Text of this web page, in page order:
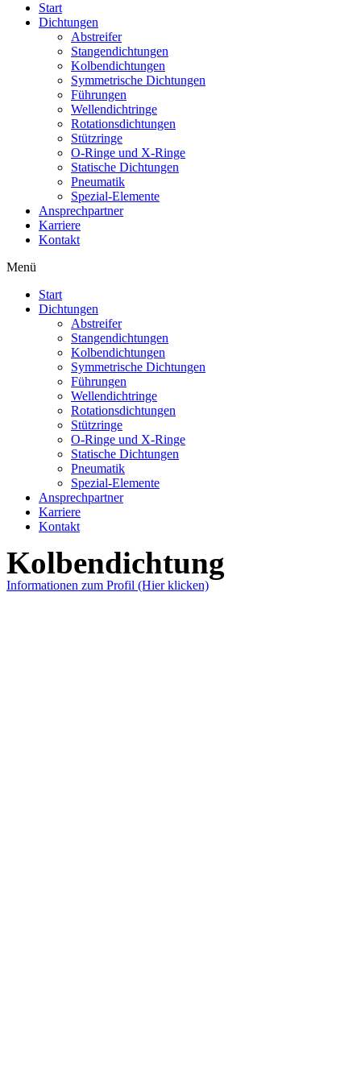
Start
Dichtungen
Abstreifer
Stangendichtungen
Kolbendichtungen
Symmetrische Dichtungen
Führungen
Wellendichtringe
Rotationsdichtungen
Stützringe
O-Ringe und X-Ringe
Statische Dichtungen
Pneumatik
Spezial-Elemente
Ansprechpartner
Karriere
Kontakt
Menü
Start
Dichtungen
Abstreifer
Stangendichtungen
Kolbendichtungen
Symmetrische Dichtungen
Führungen
Wellendichtringe
Rotationsdichtungen
Stützringe
O-Ringe und X-Ringe
Statische Dichtungen
Pneumatik
Spezial-Elemente
Ansprechpartner
Karriere
Kontakt
Kolbendichtung
Informationen zum Profil (Hier klicken)